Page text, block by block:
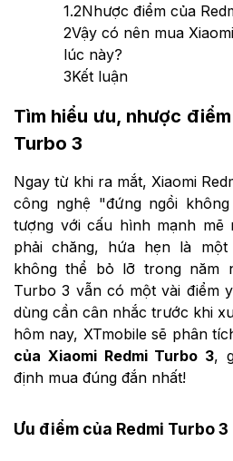
1.2Nhược điểm của
2Vậy có nên mua
lúc này?
3Kết luận
Tìm hiểu ưu, nhược
Turbo 3
Ngay từ khi ra mắt, Xiaomi
công nghệ "đứng ngồi
tượng với cấu hình mạnh mẽ
phải chăng, hứa hẹn là
không thể bỏ lỡ trong năm
Turbo 3 vẫn có một vài điểm
dùng cần cân nhắc trước khi
hôm nay, XTmobile sẽ phân
của Xiaomi Redmi Turbo 3,
định mua đúng đắn nhất!
Ưu điểm của Redmi Turbo 3